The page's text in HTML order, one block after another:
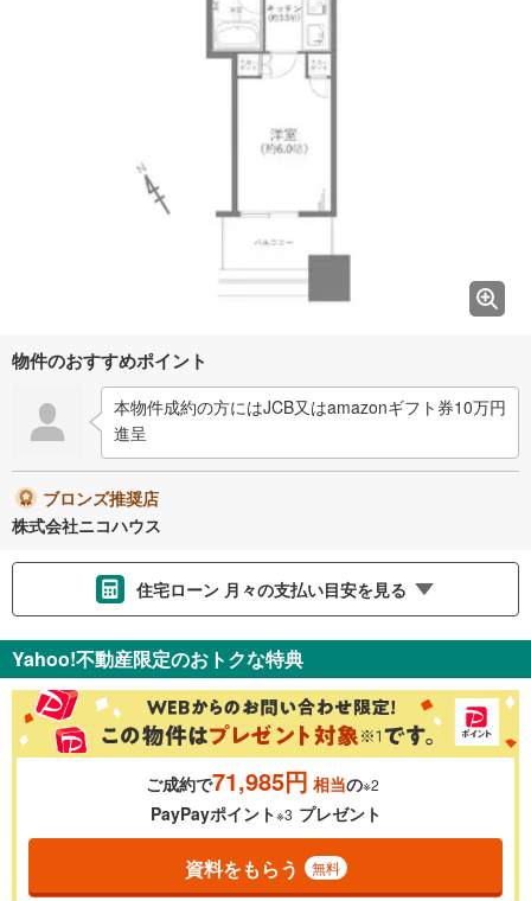
物件のおすすめポイント
本物件成約の方にはJCB又はamazonギフト券10万円
進呈
ブロンズ推奨店
株式会社ニコハウス
住宅ローン 月々の支払い目安を見る
金利 ％
0.01%
Yahoo!不動産限定のおトクな特典
ご成約で71,985円 相当の※2
PayPayポイント※3 プレゼント
資料をもらう 無料